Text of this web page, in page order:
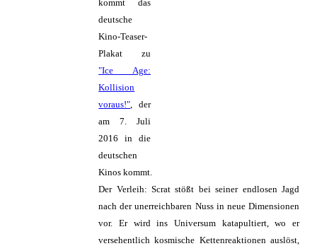
kommt das
deutsche
Kino-Teaser-
Plakat zu
"Ice Age:
Kollision
voraus!" , der
am 7. Juli
2016 in die
deutschen
Kinos kommt.
Der Verleih: Scrat stößt bei seiner endlosen Jagd
nach der unerreichbaren Nuss in neue Dimensionen
vor. Er wird ins Universum katapultiert, wo er
versehentlich kosmische Kettenreaktionen auslöst,